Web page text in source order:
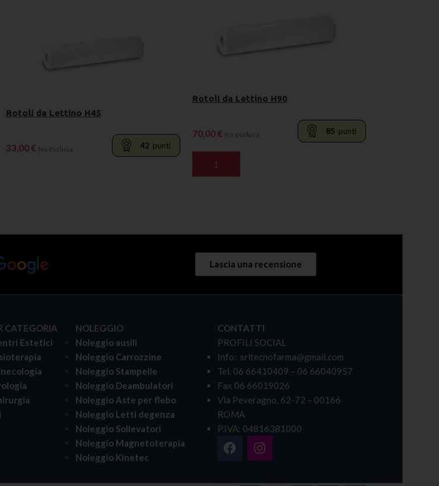
Rotoli da Lettino H45
33,00€ Iva esclusa 42 punti
Rotoli da Lettino H90
70,00€ Iva esclusa 85 punti
AGGIUNGI AL CARRELLO
Lascia una recensione
CATEGORIA
Estetici
NOLEGGIO
Noleggio ausili
Noleggio Carrozzine
Noleggio Stampelle
Noleggio Deambulatori
Noleggio Aste per flebo
Noleggio Letti degenza
Noleggio Sollevatori
Noleggio Magnetoterapia
Noleggio Kinetec
CONTATTI
PROFILI SOCIAL
Info: srltecnofarma@gmail.com
Tel. 06 66410409 – 06 66040957
Fax 06 66019026
Via Peveragno, 62-72 – 00166
ROMA
P.IVA: 04816381000